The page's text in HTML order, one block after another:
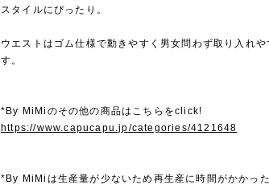
スタイルにぴったり。
ウエストはゴム仕様で動きやすく男女問わず取り入れ
す。
*By MiMiのその他の商品はこちらをclick!
https://www.capucapu.jp/categories/4121648
*By MiMiは生産量が少ないため再生産に時間がかかっ